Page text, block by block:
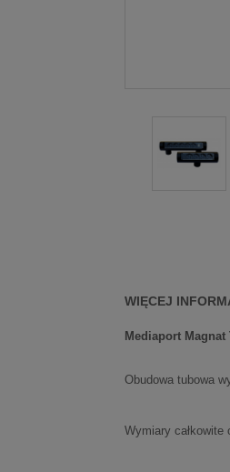
WIĘCEJ
Mediaport
Obudowa tubowa
Wymiary całkowite